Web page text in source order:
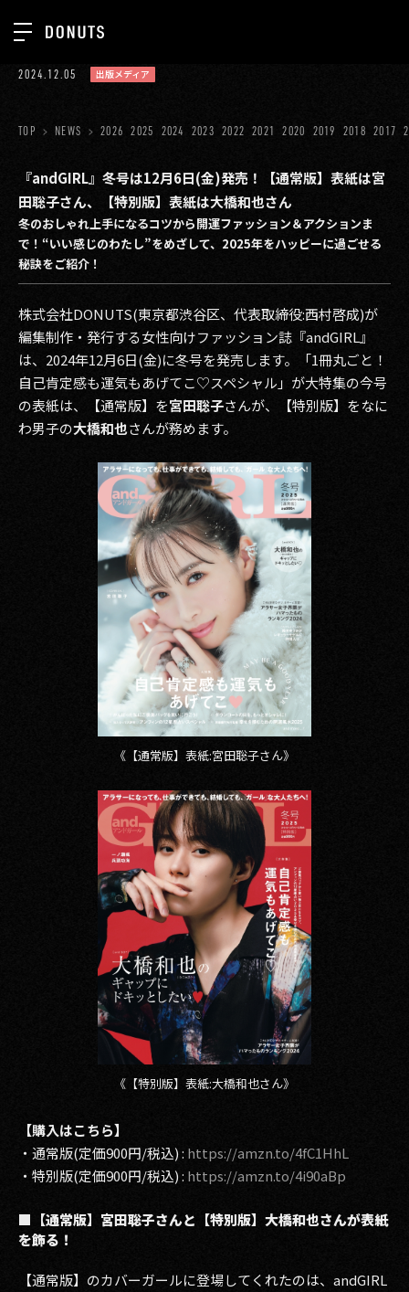
ジョブカン
ゲーム
ミクチャ
医療(CLIUS)
出版メディア
美少女図鑑
イベント
タテドラ
その他事業
2026
2025
2024
2023
2022
2021
2020
2018
2017
2016
2015
2014
2013
2012
2011
2009
TOP
ABOUT
SERVICES
GROUP
RECRUIT
CONTACT
2024.12.05 出版メディア
TOP NEWS 2026 2025 2024 2023 2022 2021 2020 2019 2018 2017
『andGIRL』冬号は12月6日(金)発売！【通常版】表紙は宮
田聡子さん、【特別版】表紙は大橋和也さん
冬のおしゃれ上手になるコツから開運ファッション＆アクションま
で！“いい感じのわたし”をめざして、2025年をハッピーに過ごせる
秘訣をご紹介！
株式会社DONUTS(東京都渋谷区、代表取締役:西村啓成)が
編集制作・発行する女性向けファッション誌『andGIRL』
は、2024年12月6日(金)に冬号を発売します。「1冊丸ごと！
自己肯定感も運気もあげてこ♡スペシャル」が大特集の今号
の表紙は、【通常版】を宮田聡子さんが、【特別版】をなに
わ男子の大橋和也さんが務めます。
《【通常版】表紙:宮田聡子さん》
《【特別版】表紙:大橋和也さん》
【購入はこちら】
・通常版(定価900円/税込) : https://amzn.to/4fC1HhL
・特別版(定価900円/税込) : https://amzn.to/4i90aBp
■【通常版】宮田聡子さんと【特別版】大橋和也さんが表紙
を飾る！
【通常版】のカバーガールに登場してくれたのは、andGIRL